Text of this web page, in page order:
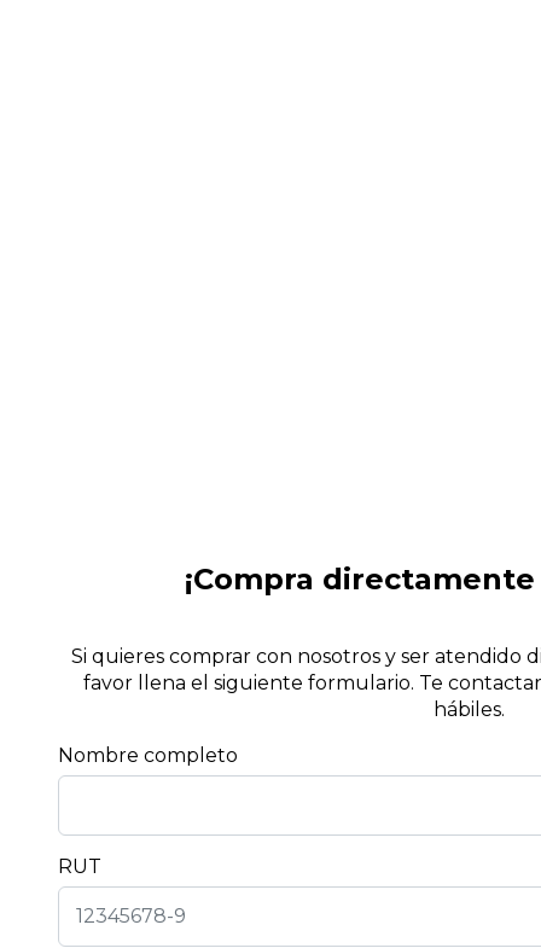
¡Compra
Si quieres comprar con nosotros y ser
favor llena el siguiente formulario. Te
hábiles.
Nombre completo
RUT